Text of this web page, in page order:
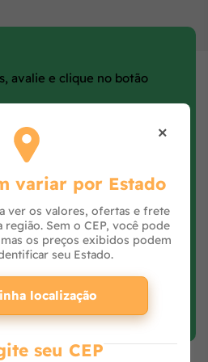
avalie e clique no botão
login e avalie
o produto
×
variar por Estado
ver os valores, ofertas e frete
região. Sem o CEP, você pode
os preços exibidos podem
seu Estado.
localização
seu CEP